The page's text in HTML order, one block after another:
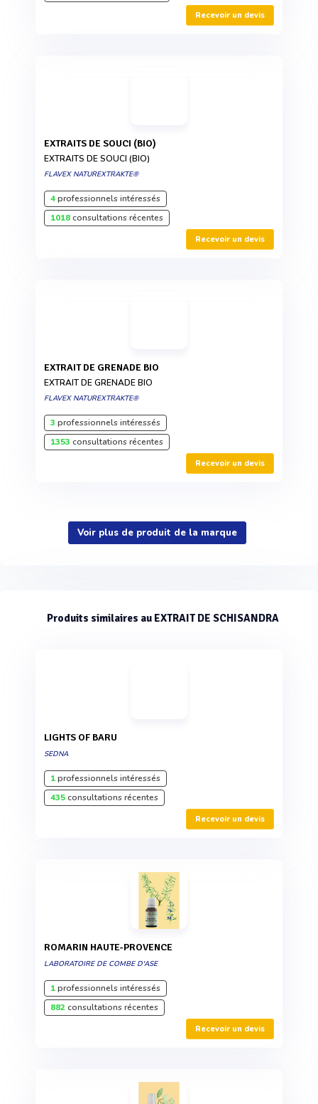
Recevoir un devis
EXTRAITS DE SOUCI (BIO)
EXTRAITS DE SOUCI (BIO)
FLAVEX NATUREXTRAKTE®
4professionnels intéressés
1018consultations récentes
Recevoir un devis
EXTRAIT DE GRENADE BIO
EXTRAIT DE GRENADE BIO
FLAVEX NATUREXTRAKTE®
3 professionnels intéressés
1353 consultations récentes
Recevoir un devis
Voir plus de produit de la marque
Produits similaires au EXTRAIT DE SCHISANDRA
LIGHTS OF BARU
SEDNA
1professionnels intéressés
435consultations récentes
Recevoir un devis
ROMARIN HAUTE-PROVENCE
LABORATOIRE DE COMBE D'ASE
1professionnels intéressés
882consultations récentes
Recevoir un devis